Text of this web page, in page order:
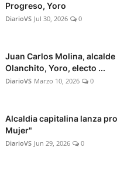
Progreso, Yoro
DiarioVS Jul 30, 2026 0
Juan Carlos Molina, alcalde
Olanchito, Yoro, electo ...
DiarioVS Marzo 10, 2026 0
Alcaldia capitalina lanza
Mujer"
DiarioVS Jun 29, 2026 0